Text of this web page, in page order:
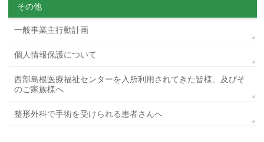
その他
一般事業主行動計画
個人情報保護について
西部島根医療福祉センターを入所利用されてきた皆様、及びそ
のご家族様へ
整形外科で手術を受けられる患者さんへ